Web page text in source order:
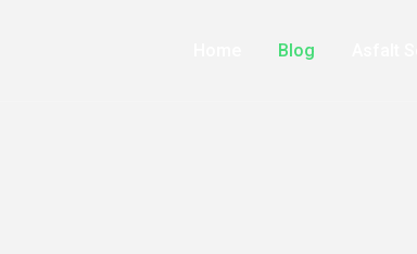
Blog